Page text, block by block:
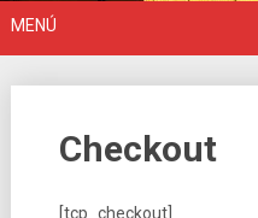
MENÚ
Checkout
[tcp_checkout]